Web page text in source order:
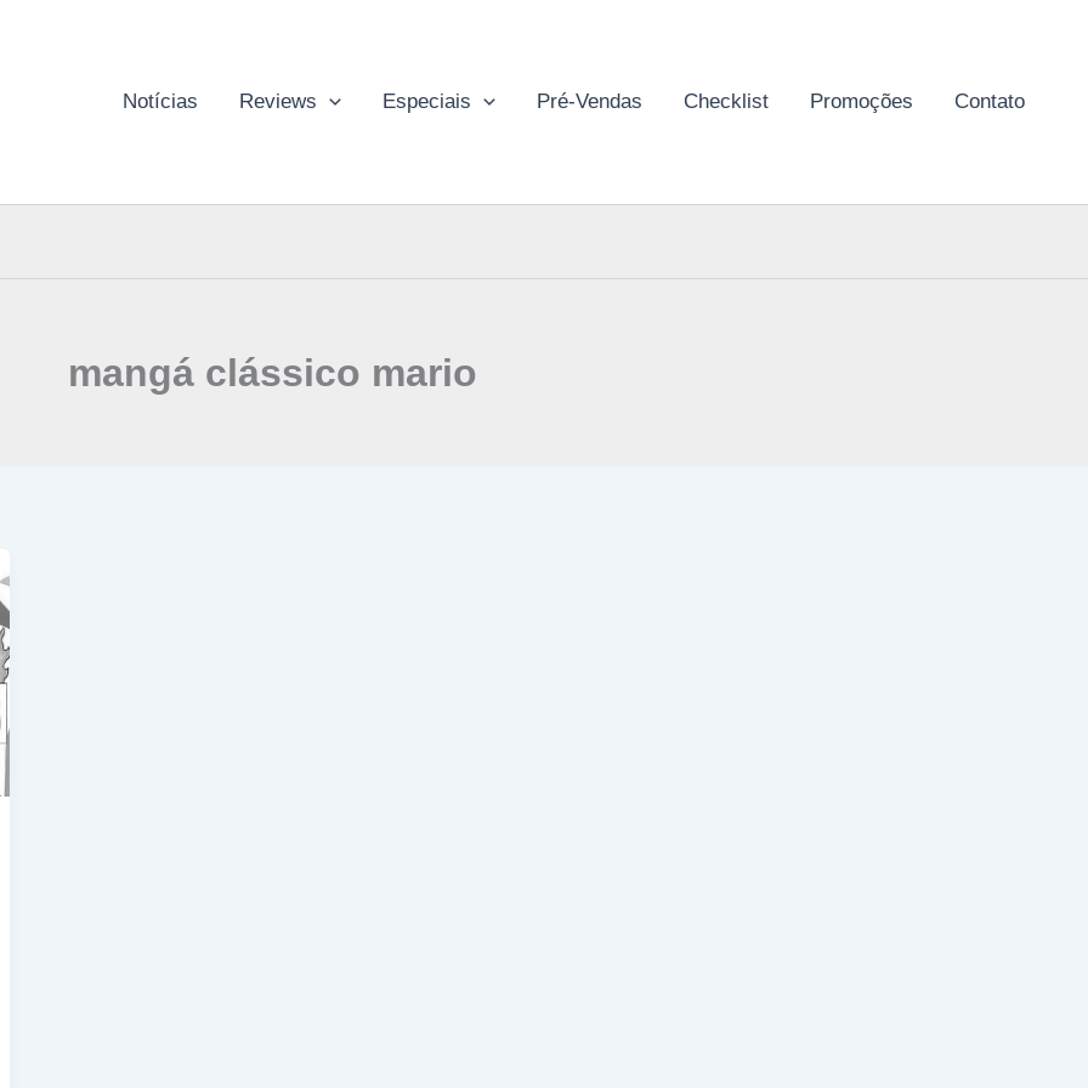
Notícias Reviews Especiais Pré-Vendas Checklist Promoções Contato
mangá clássico mario